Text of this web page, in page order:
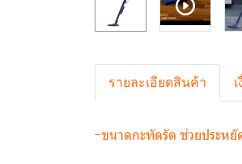
รายละเอียดสินค้า
-ขนาดกะทัดรัด ช่วยประหยั